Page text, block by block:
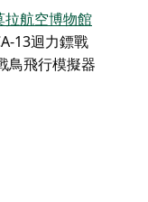
拉航空博物館
13迴力鏢戰
鳥飛行模擬器